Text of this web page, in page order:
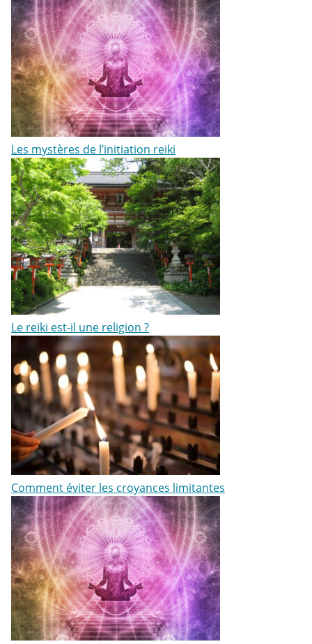
Les mystères de l’initiation reiki
Le reiki est-il une religion ?
Comment éviter les croyances limitantes